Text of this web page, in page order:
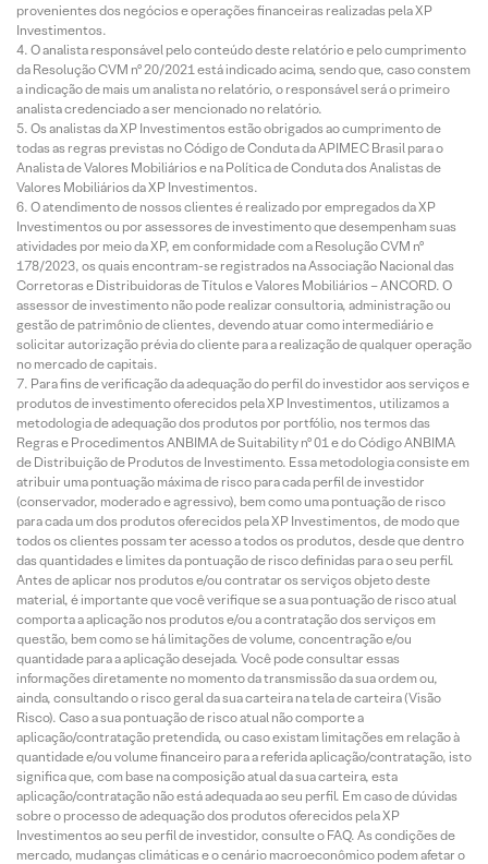
provenientes dos negócios e operações financeiras realizadas pela XP
Investimentos.
O analista responsável pelo conteúdo deste relatório e pelo cumprimento
da Resolução CVM nº 20/2021 está indicado acima, sendo que, caso constem
a indicação de mais um analista no relatório, o responsável será o primeiro
analista credenciado a ser mencionado no relatório.
Os analistas da XP Investimentos estão obrigados ao cumprimento de
todas as regras previstas no Código de Conduta da APIMEC Brasil para o
Analista de Valores Mobiliários e na Política de Conduta dos Analistas de
Valores Mobiliários da XP Investimentos.
O atendimento de nossos clientes é realizado por empregados da XP
Investimentos ou por assessores de investimento que desempenham suas
atividades por meio da XP, em conformidade com a Resolução CVM nº
178/2023, os quais encontram-se registrados na Associação Nacional das
Corretoras e Distribuidoras de Títulos e Valores Mobiliários – ANCORD. O
assessor de investimento não pode realizar consultoria, administração ou
gestão de patrimônio de clientes, devendo atuar como intermediário e
solicitar autorização prévia do cliente para a realização de qualquer operação
no mercado de capitais.
Para fins de verificação da adequação do perfil do investidor aos serviços e
produtos de investimento oferecidos pela XP Investimentos, utilizamos a
metodologia de adequação dos produtos por portfólio, nos termos das
Regras e Procedimentos ANBIMA de Suitability nº 01 e do Código ANBIMA
de Distribuição de Produtos de Investimento. Essa metodologia consiste em
atribuir uma pontuação máxima de risco para cada perfil de investidor
(conservador, moderado e agressivo), bem como uma pontuação de risco
para cada um dos produtos oferecidos pela XP Investimentos, de modo que
todos os clientes possam ter acesso a todos os produtos, desde que dentro
das quantidades e limites da pontuação de risco definidas para o seu perfil.
Antes de aplicar nos produtos e/ou contratar os serviços objeto deste
material, é importante que você verifique se a sua pontuação de risco atual
comporta a aplicação nos produtos e/ou a contratação dos serviços em
questão, bem como se há limitações de volume, concentração e/ou
quantidade para a aplicação desejada. Você pode consultar essas
informações diretamente no momento da transmissão da sua ordem ou,
ainda, consultando o risco geral da sua carteira na tela de carteira (Visão
Risco). Caso a sua pontuação de risco atual não comporte a
aplicação/contratação pretendida, ou caso existam limitações em relação à
quantidade e/ou volume financeiro para a referida aplicação/contratação, isto
significa que, com base na composição atual da sua carteira, esta
aplicação/contratação não está adequada ao seu perfil. Em caso de dúvidas
sobre o processo de adequação dos produtos oferecidos pela XP
Investimentos ao seu perfil de investidor, consulte o FAQ. As condições de
mercado, mudanças climáticas e o cenário macroeconômico podem afetar o